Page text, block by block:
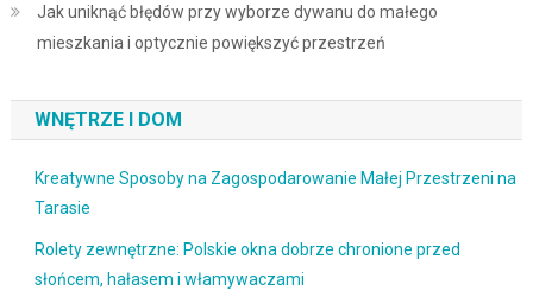
Jak uniknąć błędów przy wyborze dywanu do małego
mieszkania i optycznie powiększyć przestrzeń
WNĘTRZE I DOM
Kreatywne Sposoby na Zagospodarowanie Małej Przestrzeni na
Tarasie
Rolety zewnętrzne: Polskie okna dobrze chronione przed
słońcem, hałasem i włamywaczami